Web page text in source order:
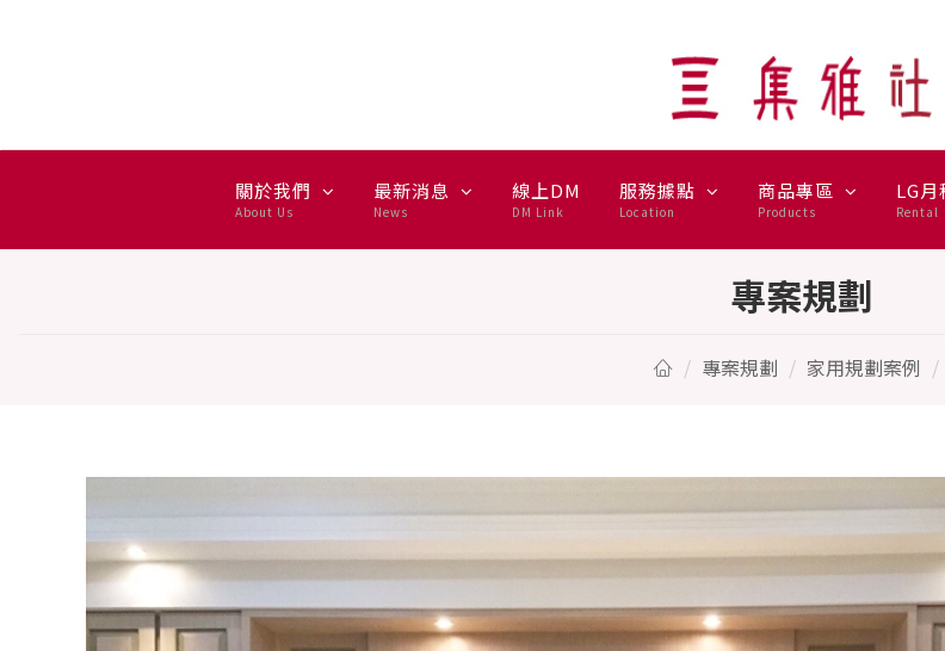
關於我們
About Us
最新消息
News
線上DM
DM Link
服務據點
Location
商品專區
Products
LG月
Rental
專案規劃
專案規劃 家用規劃案例